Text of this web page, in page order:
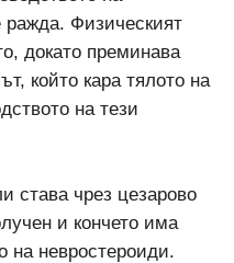
ражда. Физическият
докато преминава
който кара тялото на
на тези
става чрез цезарово
и кончето има
на невростероиди.